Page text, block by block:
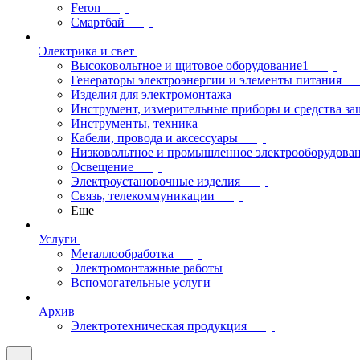
Feron
Смартбай
Электрика и свет
Высоковольтное и щитовое оборудование1
Генераторы электроэнергии и элементы питания
Изделия для электромонтажа
Инструмент, измерительные приборы и средства
Инструменты, техника
Кабели, провода и аксессуары
Низковольтное и промышленное
Освещение
Электроустановочные изделия
Связь, телекоммуникации
Еще
Услуги
Металлообработка
Электромонтажные работы
Вспомогательные услуги
Архив
Электротехническая продукция